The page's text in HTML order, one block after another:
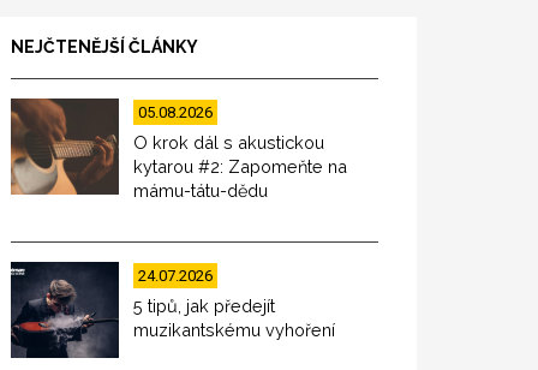
NEJČTENĚJŠÍ ČLÁNKY
05.08.2026
O krok dál s akustickou
kytarou #2: Zapomeňte na
mámu-tátu-dědu
24.07.2026
5 tipů, jak předejít
muzikantskému vyhoření